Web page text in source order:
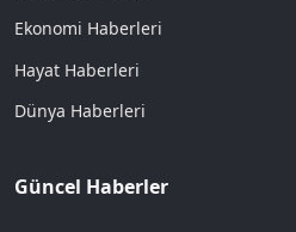
Ekonomi Haberleri
Hayat Haberleri
Dünya Haberleri
Güncel Haberler